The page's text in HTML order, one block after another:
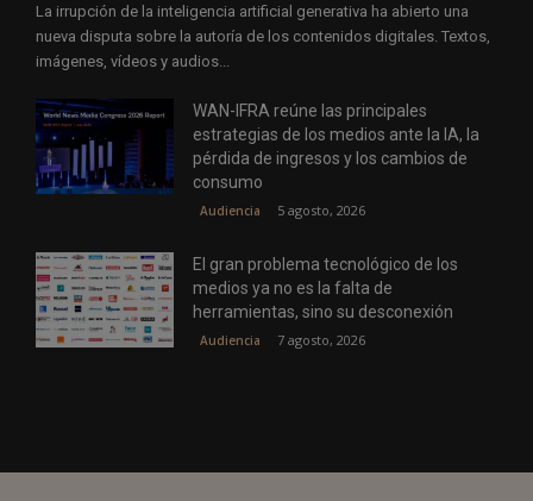
La irrupción de la inteligencia artificial generativa ha abierto una
nueva disputa sobre la autoría de los contenidos digitales. Textos,
imágenes, vídeos y audios...
WAN-IFRA reúne las principales
estrategias de los medios ante la IA, la
pérdida de ingresos y los cambios de
consumo
Audiencia 5 agosto, 2026
El gran problema tecnológico de los
medios ya no es la falta de
herramientas, sino su desconexión
Audiencia 7 agosto, 2026